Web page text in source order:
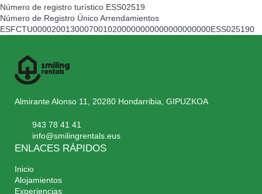
Número de registro turístico ESS02519
Número de Registro Único Arrendamientos
ESFCTU00002001300070010200000000000000000000ESS025190
Almirante Alonso 11, 20280 Hondarribia, GIPUZKOA
943 78 41 41
info@smilingrentals.eus
ENLACES RÁPIDOS
Inicio
Alojamientos
Experiencias